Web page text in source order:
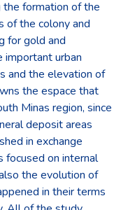
formation of the
of the colony and
for gold and
important urban
and the elevation of
the espace that
Minas region, since
deposit areas
in exchange
focused on internal
the evolution of
in their terms